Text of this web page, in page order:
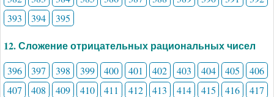
393
394 395
12. Сложение отрицательных рациональных чисел
396 397 398 399 400 401 402 403 404 405
406
407
408 409 410 411 412 413 414 415 416
417